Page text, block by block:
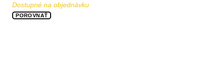
Dostupné na objednávku
POROVNAŤ